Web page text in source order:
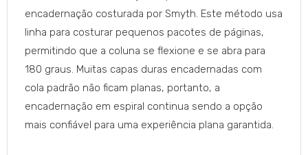
encadernação costurada por Smyth. Este método usa
linha para costurar pequenos pacotes de páginas,
permitindo que a coluna se flexione e se abra para
180 graus. Muitas capas duras encadernadas com
cola padrão não ficam planas, portanto, a
encadernação em espiral continua sendo a opção
mais confiável para uma experiência plana garantida.